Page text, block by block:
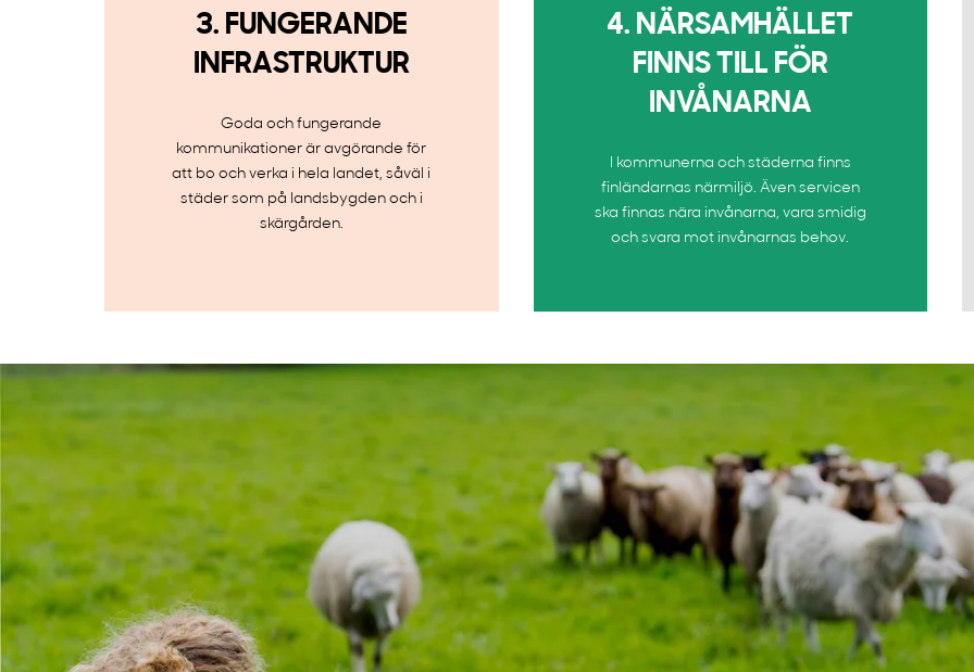
3. FUNGERANDE
INFRASTRUKTUR
Goda och fungerande
kommunikationer är avgörande för
att bo och verka i hela landet, såväl i
städer som på landsbygden och i
skärgården.
4. NÄRSAMHÄLLET
FINNS TILL FÖR
INVÅNARNA
I kommunerna och städerna finns
finländarnas närmiljö. Även servicen
ska finnas nära invånarna, vara smidig
och svara mot invånarnas behov.